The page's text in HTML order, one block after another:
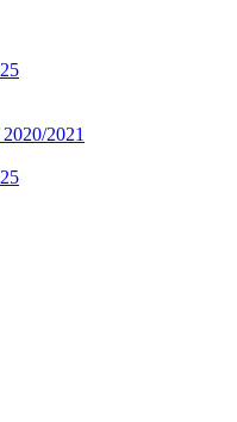
2021